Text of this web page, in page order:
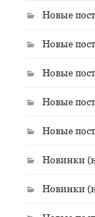
Новые
Новые
Новые
Новые
Новые
Новинки
Новинки